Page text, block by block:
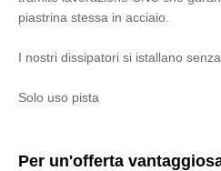
piastrina stessa in acciaio.
I nostri dissipatori si istallano
Solo uso pista
Per un'offerta